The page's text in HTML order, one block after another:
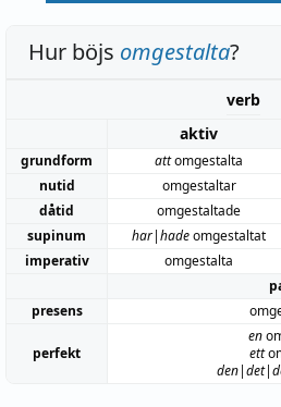
Hur böjs omgestalta?
verb
aktiv
grundform attomgestalta
nutid
omgestaltar
dåtid
omgestaltade
supinum
har|hadeomgestaltat
imperativ
omgestalta
presens
perfekt
en
ett